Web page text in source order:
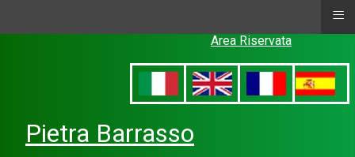
Area Riservata
Pietra Barrasso
≡